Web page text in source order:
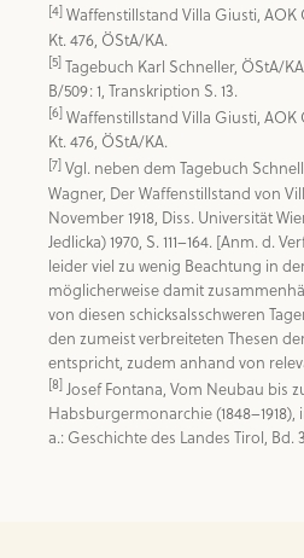
[4] Waffenstillstand Villa Giusti, AOK
[5] Tagebuch Karl Schneller, ÖStA/
[6] Waffenstillstand Villa Giusti, AOK
[7] Vgl. neben dem Tagebuch
Wagner, Der Waffenstillstand von
November 1918, Diss. Universität
Jedlicka) 1970, S. 111–164. [Anm. d.
leider viel zu wenig Beachtung in
möglicherweise damit
von diesen schicksalsschweren
den zumeist verbreiteten Thesen
[8] Josef Fontana, Vom Neubau bis
Habsburgermonarchie (1848–1918),
a.: Geschichte des Landes Tirol, Bd.